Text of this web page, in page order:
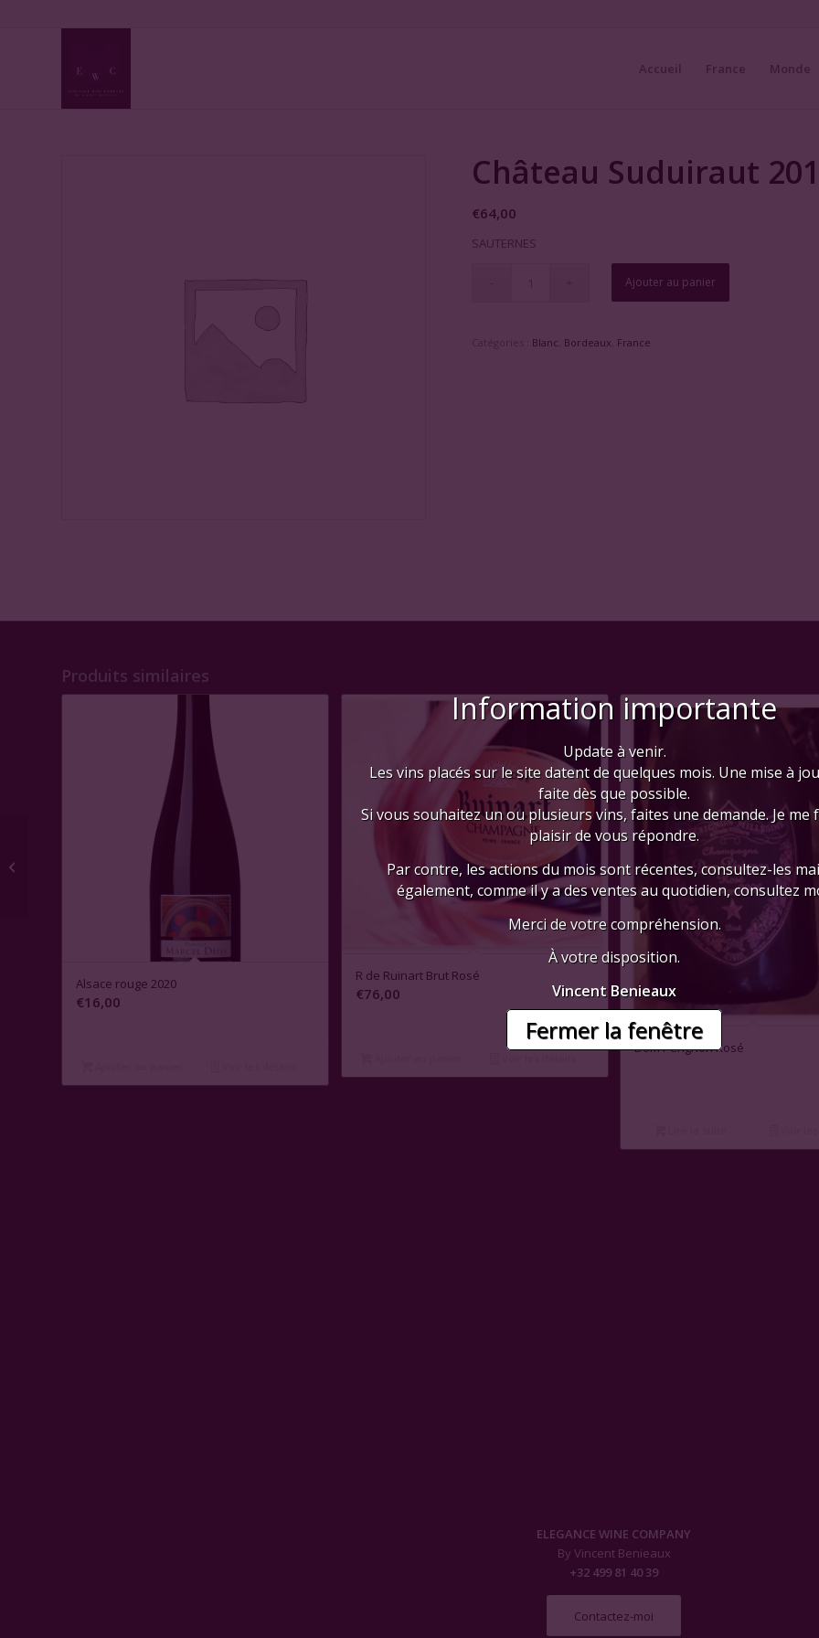
Accueil France Monde
Château Suduiraut
€64,00
SAUTERNES
Ajouter au panier
Blanc Bordeaux France
Produits similaires
Alsace rouge 2020
€16,00
R de Ruinart Brut Rosé
€76,00
Dom Pérignon Rosé
ELEGANCE WINE COMPANY
By Vincent Benieaux
+32 499 81 40 39
Contactez-moi
Château Rieussec 2011
Information importante
Update à venir.
Les vins placés sur le site datent de quelques mois. Une mise à
faite dès que possible.
Si vous souhaitez un ou plusieurs vins, faites une demande. Je me
plaisir de vous répondre.
Par contre, les actions du mois sont récentes, consultez-les
également, comme il y a des ventes au quotidien, consultez
Merci de votre compréhension.
À votre disposition.
Vincent Benieaux
Fermer la fenêtre